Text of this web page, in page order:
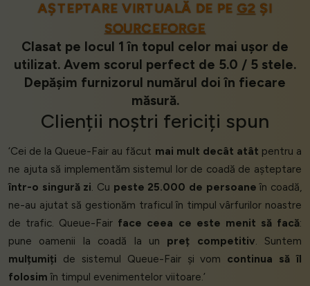
AȘTEPTARE VIRTUALĂ DE PE G2ȘI
SOURCEFORGE
Clasat pe locul 1 în topul celor mai ușor de
utilizat. Avem scorul perfect de 5.0 / 5 stele.
Depășim furnizorul numărul doi în fiecare
măsură.
Clienții noștri fericiți spun
‘Cei de la Queue-Fair au făcut mai mult decât atât pentru a
ne ajuta să implementăm sistemul lor de coadă de așteptare
într-o singură zi. Cu peste 25.000 de persoane în coadă,
ne-au ajutat să gestionăm traficul în timpul vârfurilor noastre
de trafic. Queue-Fair face ceea ce este menit să facă:
pune oamenii la coadă la un preț competitiv. Suntem
mulțumiți de sistemul Queue-Fair și vom continua să îl
folosim în timpul evenimentelor viitoare.’